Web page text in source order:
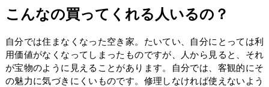
こんなの買ってくれる人いるの？
自分では住まなくなった空き家。たいてい、自分にとっては利
用価値がなくなってしまったものですが、人から見ると、それ
が宝物のように見えることがあります。自分では、客観的にそ
の魅力に気づきにくいものです。修理しなければ使えないよう